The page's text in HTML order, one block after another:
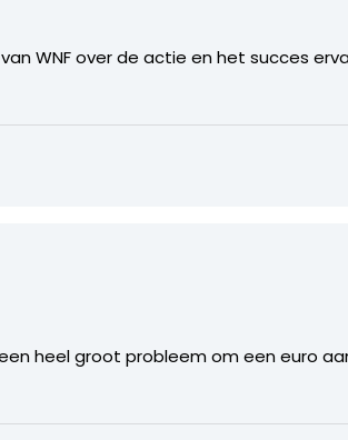
WNF over de actie en het succes
heel groot probleem om een euro